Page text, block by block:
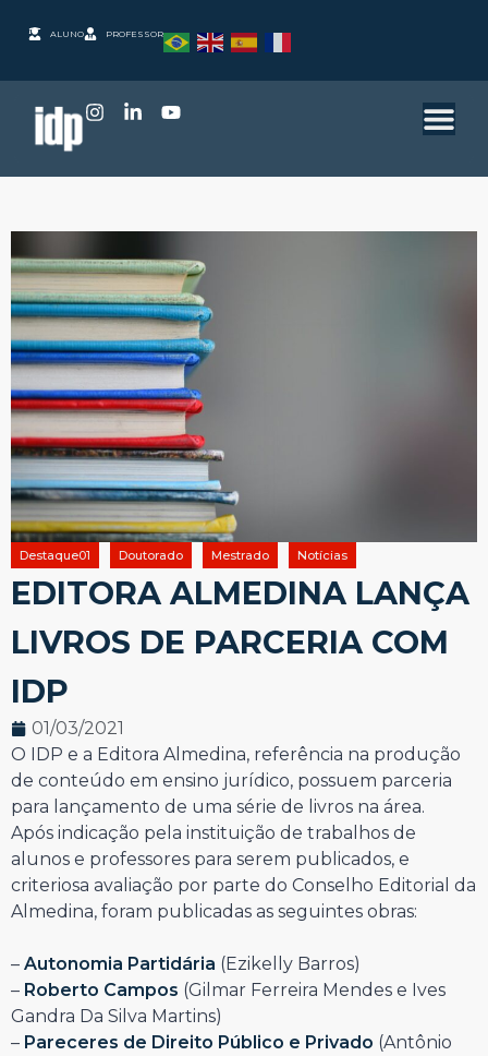
ALUNO PROFESSOR
Destaque01 Doutorado Mestrado Notícias
EDITORA ALMEDINA LANÇA
LIVROS DE PARCERIA COM
IDP
01/03/2021
O IDP e a Editora Almedina, referência na produção
de conteúdo em ensino jurídico, possuem parceria
para lançamento de uma série de livros na área.
Após indicação pela instituição de trabalhos de
alunos e professores para serem publicados, e
criteriosa avaliação por parte do Conselho Editorial da
Almedina, foram publicadas as seguintes obras:
– Autonomia Partidária (Ezikelly Barros)
– Roberto Campos (Gilmar Ferreira Mendes e Ives
Gandra Da Silva Martins)
– Pareceres de Direito Público e Privado (Antônio